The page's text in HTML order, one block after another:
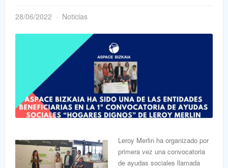
28/06/2022 Noticias
Leroy Merlin ha organizado por
primera vez una convocatoria
de ayudas sociales llamada